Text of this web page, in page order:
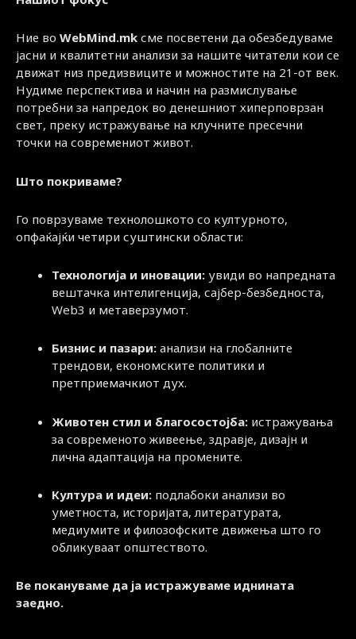
Ние во WebMind.mk сме посветени да обезбедуваме
јасни и квалитетни анализи за нашите читатели кои се
движат низ предизвиците и можностите на 21-от век.
Нудиме перспектива и начин на размислување
потребни за напредок во денешниот хиперповрзан
свет, преку истражување на клучните пресечни
точки на современиот живот.
Што покриваме?
Го поврзуваме технолошкото со културното,
опфаќајќи четири суштински области:
Технологија и иновации: увиди во напредната
вештачка интелигенција, сајбер-безбедноста,
Web3 и метаверзумот.
Бизнис и пазари: анализи на глобалните
трендови, економските политики и
претприемачкиот дух.
Животен стил и благосостојба: истражувања
за современото живеење, здравје, дизајн и
лична адаптација на промените.
Култура и идеи: подлабоки анализи во
уметноста, историјата, литературата,
медиумите и филозофските движења што го
обликуваат општеството.
Ве покануваме да ја истражуваме иднината
заедно.